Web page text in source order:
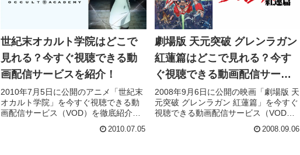
世紀末オカルト学院はどこで
見れる？今すぐ視聴できる動
画配信サービスを紹介！
2010年7月5日に公開のアニメ「世紀末
オカルト学院」を今すぐ視聴できる動
画配信サービス（VOD）を徹底紹介。
あらすじやキャスト・声優、スタッ
フ、主題歌の情報はもちろん、実際に
2010.07.05
劇場版 天元突破 グレンラガン
紅蓮篇はどこで見れる？今す
ぐ視聴できる動画配信サービ
スを紹介！
2008年9月6日に公開の映画「劇場版 天
元突破 グレンラガン 紅蓮篇」を今すぐ
視聴できる動画配信サービス（VOD）
を徹底紹介。あらすじやキャスト・声
優、スタッフ、主題歌の情報はもちろ
2008.09.06